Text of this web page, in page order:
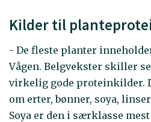
Kilder til
- De fleste planter
Vågen. Belgvekster skiller
virkelig gode proteinkilder.
om erter, bønner, soya,
Soya er den i særklasse